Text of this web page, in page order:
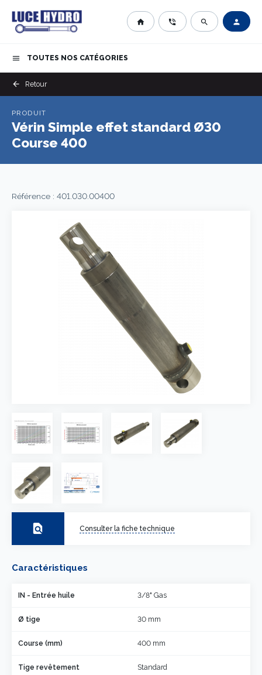
home phone_in_talk search person
menu TOUTES NOS CATÉGORIES
arrow_back Retour
PRODUIT
Vérin Simple effet standard Ø30
Course 400
Référence : 401.030.00400
find_in_page Consulter la fiche technique
Caractéristiques
IN - Entrée huile 3/8" Gas
Ø tige 30 mm
Course (mm) 400 mm
Tige revêtement Standard